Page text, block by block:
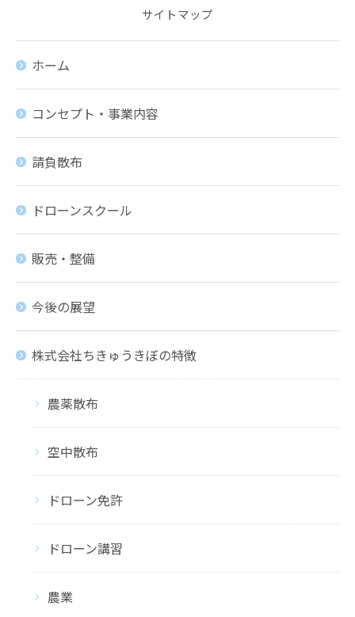
サイトマップ
ホーム
コンセプト・事業内容
請負散布
ドローンスクール
販売・整備
今後の展望
株式会社ちきゅうきぼの特徴
農薬散布
空中散布
ドローン免許
ドローン講習
農業